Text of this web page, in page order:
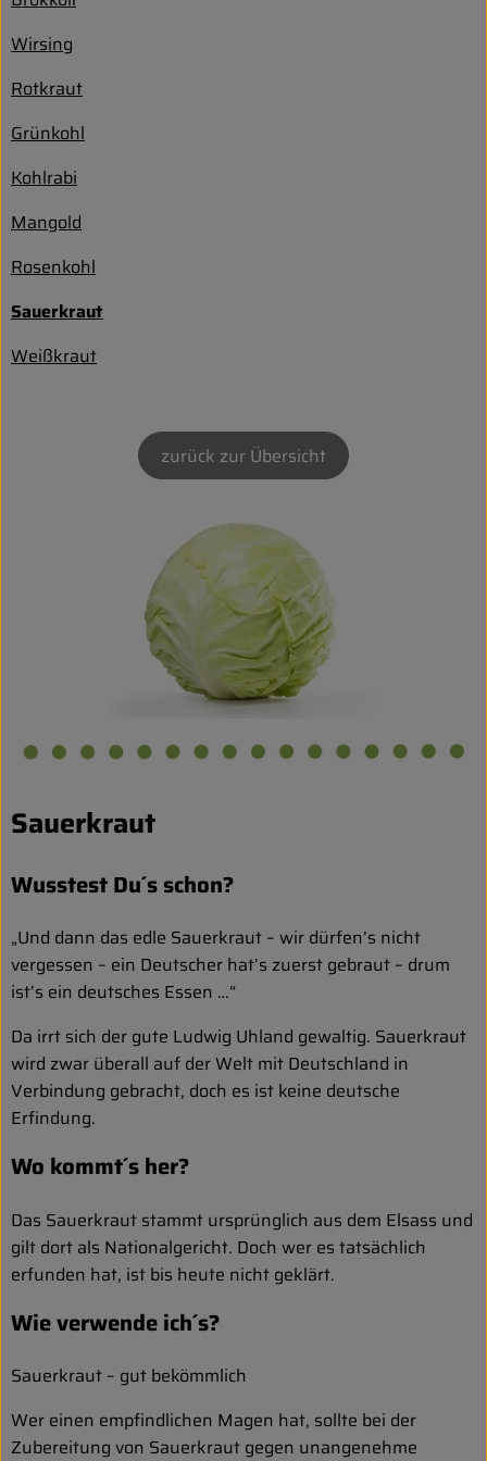
Kühltheke
Backwaren
Vorratskammer
Getränke
Kosmetik
Haus & Garten
Biohof erleben
Biokorb so geht`s
Pferdepension & Reitbetrieb
Wirsing
Rotkraut
Grünkohl
Kohlrabi
Mangold
Rosenkohl
Sauerkraut
Weißkraut
zurück zur Übersicht
Sauerkraut
Wusstest Du´s schon?
„Und dann das edle Sauerkraut – wir dürfen’s nicht
vergessen – ein Deutscher hat’s zuerst gebraut – drum
ist’s ein deutsches Essen …“
Da irrt sich der gute Ludwig Uhland gewaltig. Sauerkraut
wird zwar überall auf der Welt mit Deutschland in
Verbindung gebracht, doch es ist keine deutsche
Erfindung.
Wo kommt´s her?
Das Sauerkraut stammt ursprünglich aus dem Elsass und
gilt dort als Nationalgericht. Doch wer es tatsächlich
erfunden hat, ist bis heute nicht geklärt.
Wie verwende ich´s?
Sauerkraut – gut bekömmlich
Wer einen empfindlichen Magen hat, sollte bei der
Zubereitung von Sauerkraut gegen unangenehme